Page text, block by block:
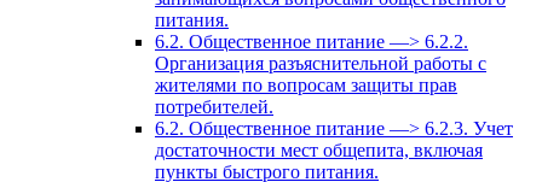
питания.
6.2. Общественное питание —> 6.2.2.
Организация разъяснительной работы с
жителями по вопросам защиты прав
потребителей.
6.2. Общественное питание —> 6.2.3. Учет
достаточности мест общепита, включая
пункты быстрого питания.